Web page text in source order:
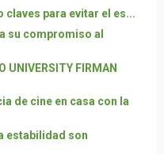
claves para evitar el es...
su compromiso al
UNIVERSITY FIRMAN
de cine en casa con la
estabilidad son